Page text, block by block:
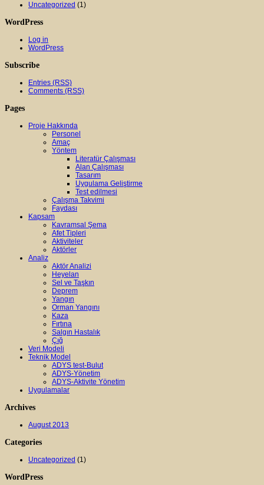
Uncategorized (1)
WordPress
Log in
WordPress
Subscribe
Entries (RSS)
Comments (RSS)
Pages
Proje Hakkında
Personel
Amaç
Yöntem
Literatür Çalışması
Alan Çalışması
Tasarım
Uygulama Geliştirme
Test edilmesi
Çalışma Takvimi
Faydası
Kapsam
Kavramsal Şema
Afet Tipleri
Aktiviteler
Aktörler
Analiz
Aktör Analizi
Heyelan
Sel ve Taşkın
Deprem
Yangın
Orman Yangını
Kaza
Fırtına
Salgın Hastalık
Çığ
Veri Modeli
Teknik Model
ADYS test-Bulut
ADYS-Yönetim
ADYS-Aktivite Yönetim
Uygulamalar
Archives
August 2013
Categories
Uncategorized (1)
WordPress